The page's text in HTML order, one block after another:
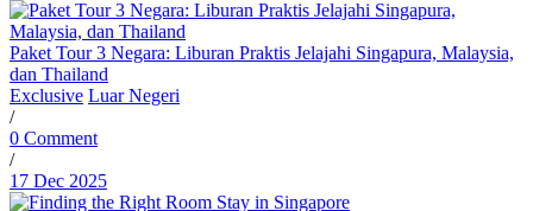
Paket Tour 3 Negara: Liburan Praktis Jelajahi Singapura, Malaysia,
dan Thailand
Exclusive Luar Negeri
/
0 Comment
/
17 Dec 2025